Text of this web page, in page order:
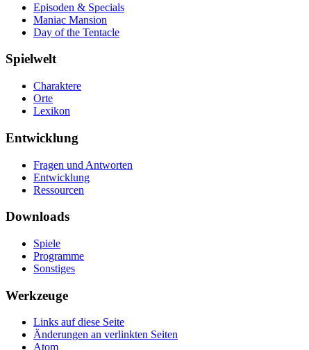
Episoden & Specials
Maniac Mansion
Day of the Tentacle
Spielwelt
Charaktere
Orte
Lexikon
Entwicklung
Fragen und Antworten
Entwicklung
Ressourcen
Downloads
Spiele
Programme
Sonstiges
Werkzeuge
Links auf diese Seite
Änderungen an verlinkten Seiten
Atom